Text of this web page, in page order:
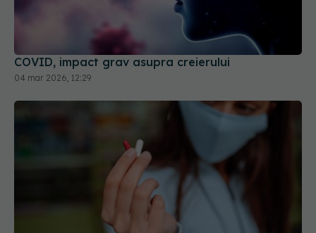
COVID, impact grav asupra creierului
04 mar 2026, 12:29